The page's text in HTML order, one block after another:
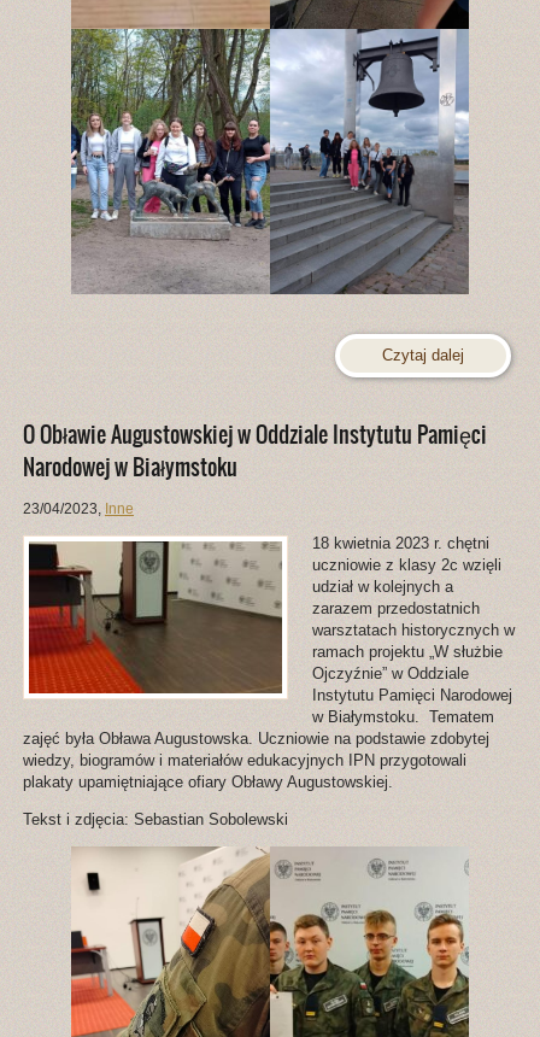
Czytaj dalej
O Obławie Augustowskiej w Oddziale Instytutu Pamięci
Narodowej w Białymstoku
23/04/2023, Inne
18 kwietnia 2023 r. chętni
uczniowie z klasy 2c wzięli
udział w kolejnych a
zarazem przedostatnich
warsztatach historycznych w
ramach projektu „W służbie
Ojczyźnie” w Oddziale
Instytutu Pamięci Narodowej
w Białymstoku. Tematem
zajęć była Obława Augustowska. Uczniowie na podstawie zdobytej
wiedzy, biogramów i materiałów edukacyjnych IPN przygotowali
plakaty upamiętniające ofiary Obławy Augustowskiej.
Tekst i zdjęcia: Sebastian Sobolewski